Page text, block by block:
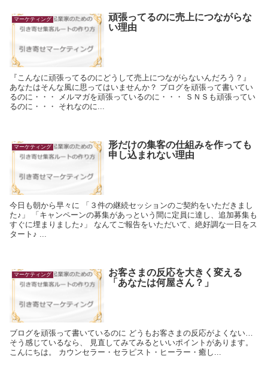
マーケティング
頑張ってるのに売上につながらな
い理由
『こんなに頑張ってるのにどうして売上につながらないんだろう？』
あなたはそんな風に思ってはいませんか？ ブログを頑張って書いてい
るのに・・・ メルマガを頑張っているのに・・・ ＳＮＳも頑張ってい
るのに・・・ それなのに...
マーケティング
形だけの集客の仕組みを作っても
申し込まれない理由
今日も朝から早々に 「３件の継続セッションのご契約をいただきまし
た♪」 「キャンペーンの募集があっという間に定員に達し、追加募集も
すぐに埋まりました♪」 なんてご報告をいただいて、絶好調な一日をス
タート♪ ...
マーケティング
お客さまの反応を大きく変える
「あなたは何屋さん？」
ブログを頑張って書いているのに どうもお客さまの反応がよくない…
そう感じているなら、 見直してみてみるといいポイントがあります。
こんにちは。 カウンセラー・セラピスト・ヒーラー・癒し...